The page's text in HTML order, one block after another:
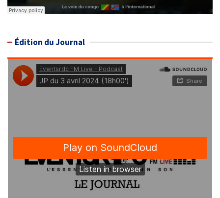
Édition du Journal